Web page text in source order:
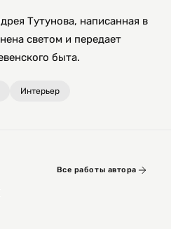
Тутунова, написанная в
светом и передает
быта.
Интерьер
Все работы автора